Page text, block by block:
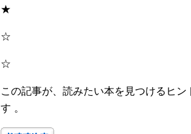
★
☆
☆
この記事が、読みたい本を見つけるヒ
す 。